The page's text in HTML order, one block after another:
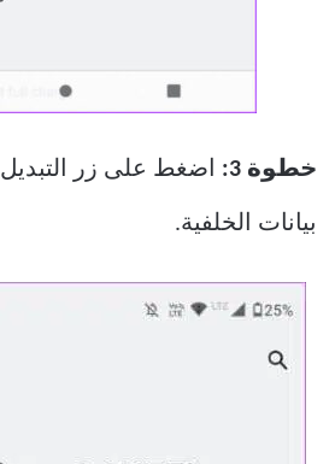
خطوة 3: اضغط على زر التبديل
بيانات الخلفية.